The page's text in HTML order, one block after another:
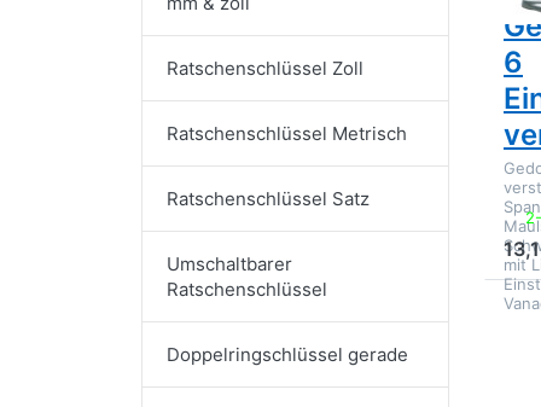
Ratschenschlüssel Zoll
Ratschenschlüssel Metrisch
Ratschenschlüssel Satz
Umschaltbarer
Ratschenschlüssel
Doppelringschlüssel gerade
6
mit